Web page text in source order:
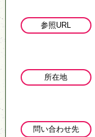
参照URL
所在地
問い合わせ先